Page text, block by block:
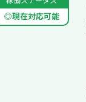
◎現在対応可能